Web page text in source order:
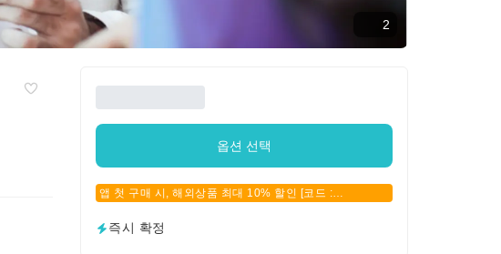
2
옵션 선택
앱 첫 구매 시, 해외상품 최대 10% 할인 [코드 :
즉시 확정